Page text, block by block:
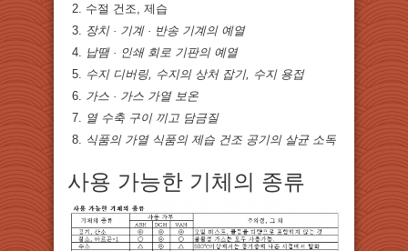
수절 건조, 제습
장치 · 기계 · 반송 기계의 예열
납땜 · 인쇄 회로 기판의 예열
수지 디버링, 수지의 상처 잡기, 수지 용접
가스 · 가스 가열 보온
열 수축 구이 끼고 담금질
식품의 가열 식품의 제습 건조 공기의 살균 소독
사용 가능한 기체의 종류